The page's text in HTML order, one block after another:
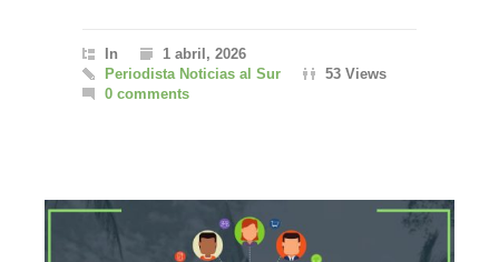
In
1 abril, 2026
Periodista Noticias al Sur
53 Views
0 comments